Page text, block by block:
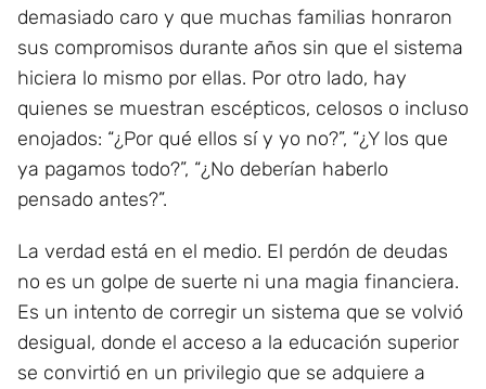
demasiado caro y que muchas familias honraron
sus compromisos durante años sin que el sistema
hiciera lo mismo por ellas. Por otro lado, hay
quienes se muestran escépticos, celosos o incluso
enojados: “¿Por qué ellos sí y yo no?”, “¿Y los que
ya pagamos todo?”, “¿No deberían haberlo
pensado antes?”.
La verdad está en el medio. El perdón de deudas
no es un golpe de suerte ni una magia financiera.
Es un intento de corregir un sistema que se volvió
desigual, donde el acceso a la educación superior
se convirtió en un privilegio que se adquiere a